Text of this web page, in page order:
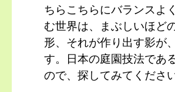
ちらこちらにバランスよ
む世界は、まぶしいほど
形、それが作り出す影が
す。日本の庭園技法であ
ので、探してみてください